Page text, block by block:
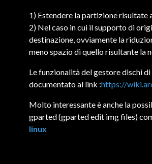
1) Estendere la partizione risultate
2) Nel caso in cui il supporto di
destinazione, ovviamente la
meno spazio di quello risultante la
Le funzionalità del gestore dischi
documentato al link :https://
Molto interessante è anche la
gparted (gparted edit img files)
linux